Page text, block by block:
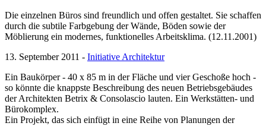
Die einzelnen Büros sind freundlich und offen gestaltet. Sie schaffen
durch die subtile Farbgebung der Wände, Böden sowie der
Möblierung ein modernes, funktionelles Arbeitsklima. (12.11.2001)
13. September 2011 - Initiative Architektur
Ein Baukörper - 40 x 85 m in der Fläche und vier Geschoße hoch -
so könnte die knappste Beschreibung des neuen Betriebsgebäudes
der Architekten Betrix & Consolascio lauten. Ein Werkstätten- und
Bürokomplex.
Ein Projekt, das sich einfügt in eine Reihe von Planungen der